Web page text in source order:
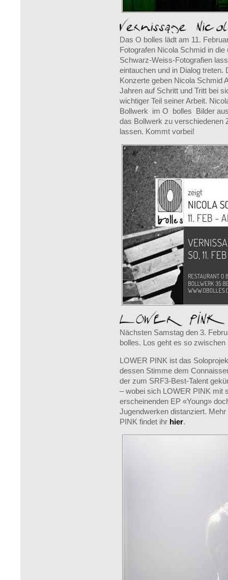
Das O bolles lädt am 11.
Fotografen Nicola Schmid in
Schwarz-Weiss-Fotografien
eintauchen und in Dialog
Konzerte geben Nicola Schmid
Jahren auf Schritt und Tritt bei
wichtiger Teil seiner Arbeit.
Bollwerk im O bolles Bilder
das Bollwerk zu verschiedenen
lassen. Kommt vorbei!
Nächsten Samstag den 3.
bolles. Los geht es so zwischen
LOWER PINK ist das
dessen Stimme dem
der zum SRF3-Best-Talent
– wobei sich LOWER PINK mit
erscheinenden EP «Young»
Jugendwerken distanziert.
PINK findet ihr hier.